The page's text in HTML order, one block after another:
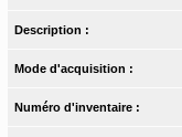
Description :
Mode d'acquisition :
Numéro d'inventaire :